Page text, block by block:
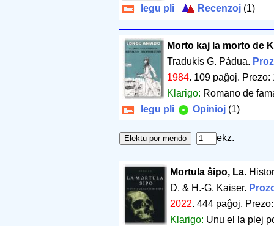
legu pli Recenzoj (1)
Morto kaj la morto de
Tradukis G. Pádua.
1984. 109 paĝoj. Prezo:
Klarigo: Romano de
legu pli
Opinioj (1)
ekz.
Mortula ŝipo, La.
D. & H.-G. Kaiser.
2022. 444 paĝoj.
Klarigo: Unu el la plej